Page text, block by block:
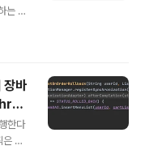
들어
는 로
원의
하려
서
문에
은
장바
h
한다
@